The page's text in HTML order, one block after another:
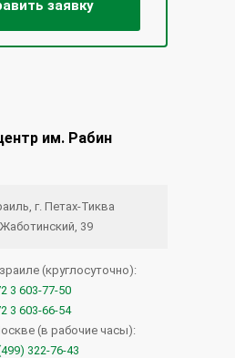
им. Рабин
г. Петах-Тиква
39
(круглосуточно):
3 603-77-50
3 603-66-54
(в рабочие часы):
322-76-43